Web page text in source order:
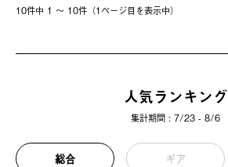
10件中 1 〜 10件（1ページ⽬を表⽰中）
人気ランキング
集計期間 : 7/23 - 8/6
総合 ギア